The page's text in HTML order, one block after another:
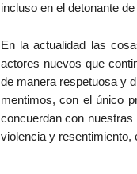
incluso en el detonante
En la actualidad las
actores nuevos que
de manera respetuosa y
mentimos, con el único
concuerdan con
violencia y resentimiento,